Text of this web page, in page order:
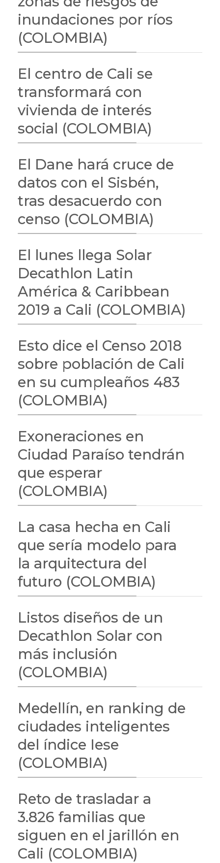
inundaciones por ríos
(COLOMBIA)
El centro de Cali se
transformará con
vivienda de interés
social (COLOMBIA)
El Dane hará cruce de
datos con el Sisbén,
tras desacuerdo con
censo (COLOMBIA)
El lunes llega Solar
Decathlon Latin
América & Caribbean
2019 a Cali (COLOMBIA)
Esto dice el Censo 2018
sobre población de Cali
en su cumpleaños 483
(COLOMBIA)
Exoneraciones en
Ciudad Paraíso tendrán
que esperar
(COLOMBIA)
La casa hecha en Cali
que sería modelo para
la arquitectura del
futuro (COLOMBIA)
Listos diseños de un
Decathlon Solar con
más inclusión
(COLOMBIA)
Medellín, en ranking de
ciudades inteligentes
del índice Iese
(COLOMBIA)
Reto de trasladar a
3.826 familias que
siguen en el jarillón en
Cali (COLOMBIA)